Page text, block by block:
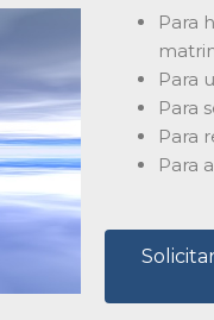
Para
Para
Para
Para
Para